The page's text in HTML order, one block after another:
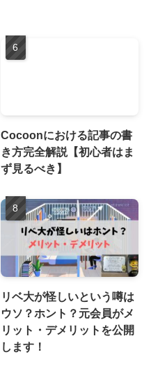
Cocoonにおける記事の書
き方完全解説【初心者はま
ず見るべき】
リベ大が怪しいという噂は
ウソ？ホント？元会員がメ
リット・デメリットを公開
します！